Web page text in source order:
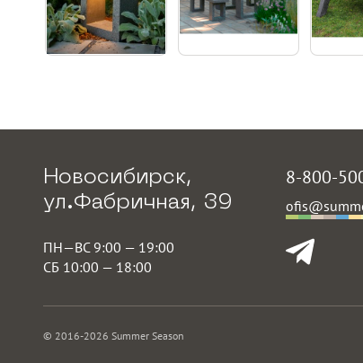
Новосибирск,
ул.Фабричная, 39
ПН—ВС 9:00 — 19:00
СБ 10:00 — 18:00
8-800-
© 2016-2026 Summer Season